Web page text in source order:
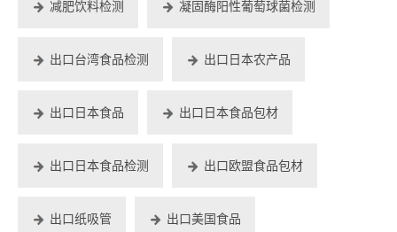
减肥饮料检测 凝固酶阳性葡萄球菌检测
出口台湾食品检测 出口日本农产品
出口日本食品 出口日本食品包材
出口日本食品检测 出口欧盟食品包材
出口纸吸管 出口美国食品